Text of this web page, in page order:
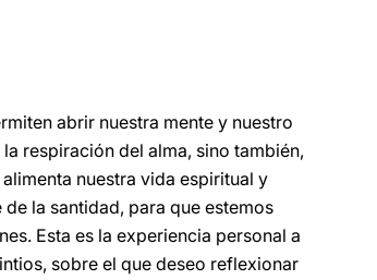
abrir nuestra mente y nuestro
respiración del alma, sino también,
nuestra vida espiritual y
la santidad, para que estemos
Esta es la experiencia personal a
sobre el que deseo reflexionar